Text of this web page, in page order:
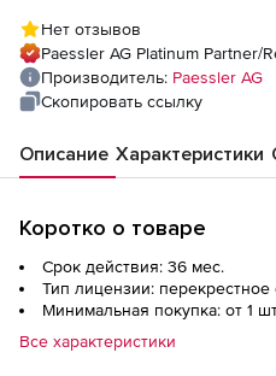
Country с
Нет отзывов
Paessler AG Platinum Partner/
Производитель: Paessler AG
Скопировать ссылку
Описание Характеристики
Коротко о товаре
Срок действия: 36 мес.
Тип лицензии:
Минимальная покупка: от 1
Все характеристики